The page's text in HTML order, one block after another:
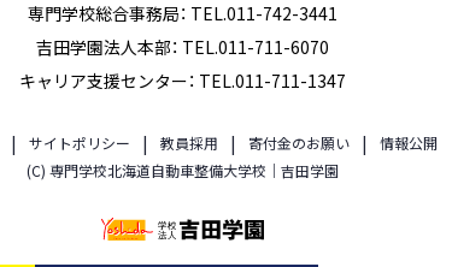
専門学校総合事務局： TEL.011-742-3441
吉田学園法人本部： TEL.011-711-6070
キャリア支援センター： TEL.011-711-1347
サイトポリシー 教員採用 寄付金のお願い
情報公開
(C) 専門学校北海道自動車整備大学校｜吉田学園